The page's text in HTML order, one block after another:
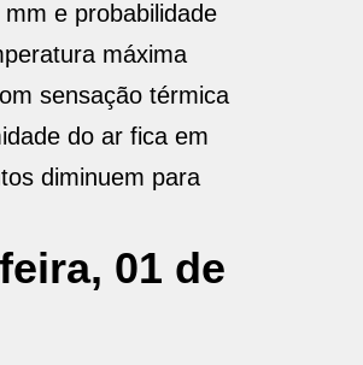
e probabilidade
máxima
sensação térmica
do ar fica em
diminuem para
01 de